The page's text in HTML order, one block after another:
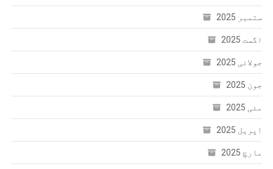
ستمبر 2025
اگست 2025
جولائی 2025
جون 2025
مئی 2025
اپریل 2025
مارچ 2025